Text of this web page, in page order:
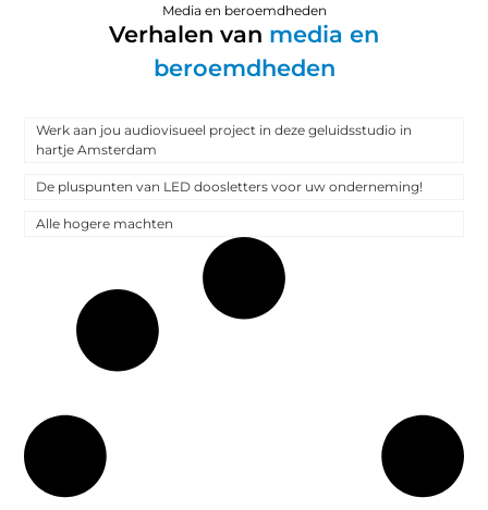
Media en beroemdheden
Verhalen van media en
beroemdheden
Werk aan jou audiovisueel project in deze geluidsstudio in
hartje Amsterdam
De pluspunten van LED doosletters voor uw onderneming!
Alle hogere machten